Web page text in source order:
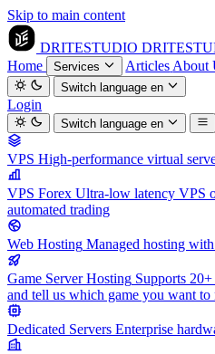
Skip to main content
DRITESTUDIO
Home
Services Articles About
Switch languageen
Login
Switch languageen
VPS High-performance virtual
VPS Forex Ultra-low latency VPS
automated trading
Web Hosting Managed hosting
Game Server Hosting Supports
and tell us which game you want to
Dedicated Servers Enterprise